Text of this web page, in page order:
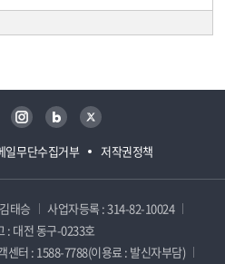
일무단수집거부 저작권정책
인스타그램 블로그 트위터
태승
사업자등록 : 314-82-10024
: 대전 동구-0233호
센터 : 1588-7788(이용료 : 발신자부담)